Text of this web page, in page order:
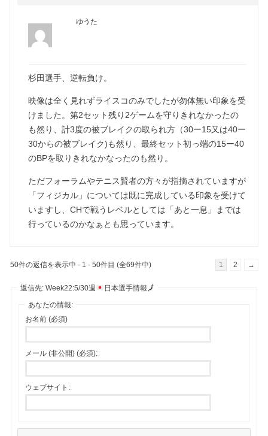
ゆうた
杉田選手、逆転負け。
映像は全く見れずライスコのみでしたが勿体無い印象を受
けました。第2セット残り2ゲームを守りきれなかったの
も然り、計3度の被ブレイクの取られ方（30ー15又は40ー
30からの被ブレイク)も然り、最終セット初っ端の15ー40
のBPを取りきれなかなったのも然り。
ただフォーラムやテニス賢者の方々が指摘されていますが
「フィジカル」については既に完成している印象を受けて
いますし、CHで戦うレベルとしては「あと一息」までは
行っているのかなぁとも思っています。
50件の返信を表示中 - 1 - 50件目 (全69件中) 1 2 →
返信先: Week22:5/30週 日本選手情報🗾
あなたの情報:
お名前 (必須)
メール (非公開) (必須):
ウェブサイト: